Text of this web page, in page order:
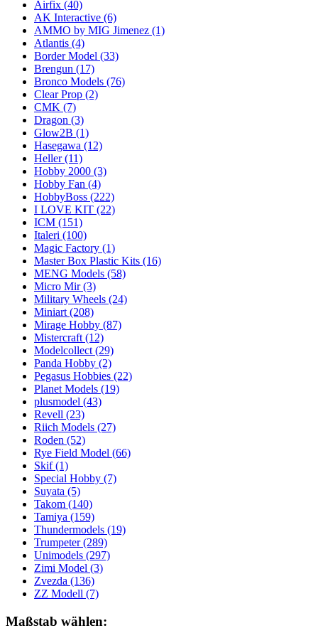
Airfix (40)
AK Interactive (6)
AMMO by MIG Jimenez (1)
Atlantis (4)
Border Model (33)
Brengun (17)
Bronco Models (76)
Clear Prop (2)
CMK (7)
Dragon (3)
Glow2B (1)
Hasegawa (12)
Heller(11)
Hobby 2000 (3)
Hobby Fan (4)
HobbyBoss (222)
I LOVE KIT (22)
ICM (151)
Italeri (100)
Magic Factory (1)
Master Box Plastic Kits (16)
MENG Models (58)
Micro Mir(3)
Military Wheels (24)
Miniart (208)
Mirage Hobby (87)
Mistercraft (12)
Modelcollect (29)
Panda Hobby (2)
Pegasus Hobbies (22)
Planet Models (19)
plusmodel (43)
Revell (23)
Riich Models (27)
Roden (52)
Rye Field Model (66)
Skif(1)
Special Hobby (7)
Suyata (5)
Takom (140)
Tamiya (159)
Thundermodels (19)
Trumpeter(289)
Unimodels (297)
Zimi Model (3)
Zvezda (136)
ZZ Modell (7)
Maßstab wählen: